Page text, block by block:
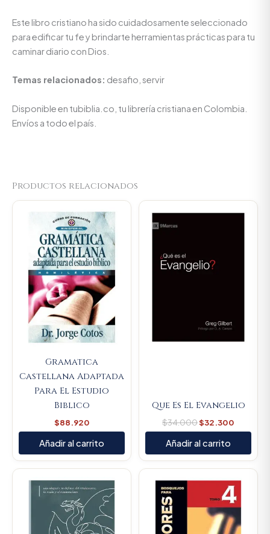
Este libro cristiano ha sido cuidadosamente seleccionado
para edificar tu fe y brindarte herramientas prácticas para tu
caminar diario con Dios.
Temas relacionados: desafio, servir
Disponible en tubiblia.co, tu librería cristiana en Colombia.
Envíos a todo el país.
Productos relacionados
Gramatica
Castellana Adaptada
Para El Estudio
Biblico
$88.920
Añadir al carrito
Que Es El Evangelio
$34.000
price
$32.300
Current
price
Añadir al carrito
price
was:
$74.100.
Current
price
is:
$70.395.
price
$89.900.
Current
price
is: